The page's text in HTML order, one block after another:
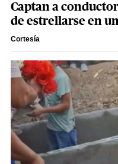
Captan a
de estrellarse en
Cortesía